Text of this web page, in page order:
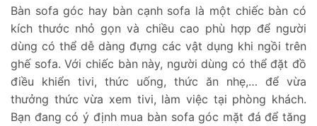
Bàn sofa góc hay bàn cạnh sofa là một chiếc bàn có
kích thước nhỏ gọn và chiều cao phù hợp để người
dùng có thể dễ dàng đựng các vật dụng khi ngồi trên
ghế sofa. Với chiếc bàn này, người dùng có thể đặt đồ
điều khiển tivi, thức uống, thức ăn nhẹ,… để vừa
thưởng thức vừa xem tivi, làm việc tại phòng khách.
Bạn đang có ý định mua bàn sofa góc mặt đá để tăng